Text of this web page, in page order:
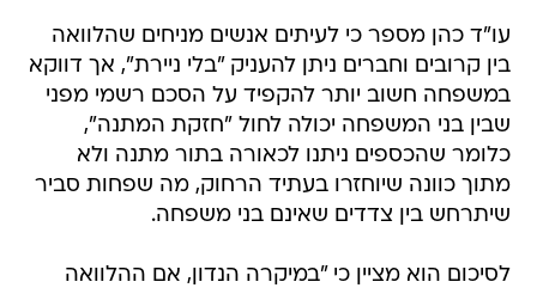
עו"ד כהן מספר כי לעיתים אנשים מניחים שהלוואה
בין קרובים וחברים ניתן להעניק "בלי ניירת", אך דווקא
במשפחה חשוב יותר להקפיד על הסכם רשמי מפני
שבין בני המשפחה יכולה לחול "חזקת המתנה",
כלומר שהכספים ניתנו לכאורה בתור מתנה ולא
מתוך כוונה שיוחזרו בעתיד הרחוק, מה שפחות סביר
שיתרחש בין צדדים שאינם בני משפחה.
לסיכום הוא מציין כי "במיקרה הנדון, אם ההלוואה